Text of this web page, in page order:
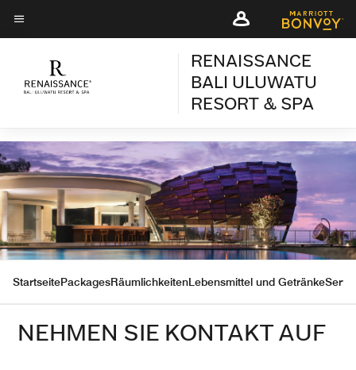
Skip
to
content
Menütext
RENAISSANCE
BALI ULUWATU
RESORT & SPA
StartseitePackagesRäumlichkeitenLebensmittel und Getränke
NEHMEN SIE KONTAKT AUF